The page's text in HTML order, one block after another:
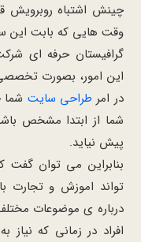
چینش اشتباه روبرویش
وقت هایی که بابت این
گرافیستان حرفه ای
این امور، بصورت
در امر طراحی سایت شما
شما از ابتدا مشخص
پیش نیاید.
بنابراین می توان
تواند اموزش و تجارت
درباره ی موضوعات
افراد در زمانی که نیاز